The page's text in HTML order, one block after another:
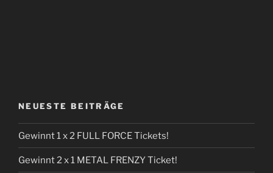
NEUESTE BEITRÄGE
Gewinnt 1 x 2 FULL FORCE Tickets!
Gewinnt 2 x 1 METAL FRENZY Ticket!